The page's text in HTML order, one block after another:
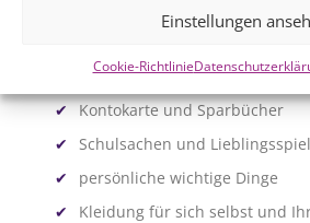
Einstellungen
Cookie-Richtlinie
Heiratsurkunde
Kontokarte und Sparbücher
Schulsachen und
persönliche wichtige Dinge
Kleidung für sich selbst und